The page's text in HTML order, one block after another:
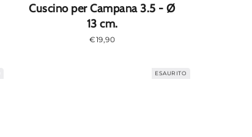
Cuscino per Campana 3.5 - Ø
13 cm.
Prezzo
€19,90
ESAURITO